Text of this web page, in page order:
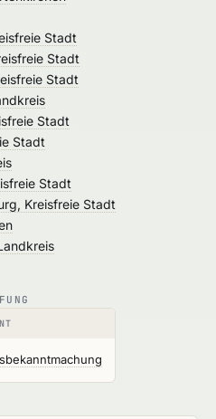
Stadt
Stadt
Stadt
Stadt
Stadt
Stadt
Kreisfreie Stadt